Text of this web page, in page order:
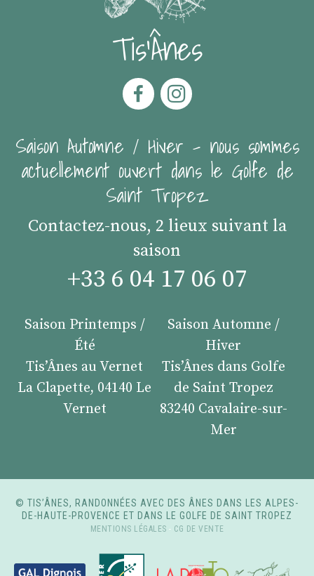
Tis'Ânes
Saison Automne / Hiver - nous sommes
actuellement ouvert dans le Golfe de
Saint Tropez
Contactez-nous, 2 lieux suivant la
saison
+33 6 04 17 06 07
Saison Printemps /
Été
Tis’Ânes au Vernet
La Clapette, 04140 Le
Vernet
Saison Automne /
Hiver
Tis’Ânes dans Golfe
de Saint Tropez
83240 Cavalaire-sur-
Mer
© TIS’ÂNES, RANDONNÉES AVEC DES ÂNES DANS LES ALPES-
DE-HAUTE-PROVENCE ET DANS LE GOLFE DE SAINT TROPEZ
MENTIONS LÉGALES - CG DE VENTE